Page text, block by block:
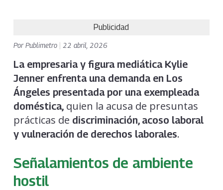
Publicidad
PorPublimetro 22 abril, 2026
La empresaria y figura mediática Kylie
Jenner enfrenta una demanda en Los
Ángeles presentada por una exempleada
doméstica,quien la acusa de presuntas
prácticas de discriminación, acoso laboral
y vulneración de derechos laborales.
Señalamientos de ambiente
hostil